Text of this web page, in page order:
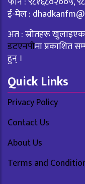
ई-मेल :
अत : स्रोतहरू
डटएनपीमा प्रकाशित
हुन् ।
Quick Links
Privacy Policy
Contact Us
About Us
Terms and